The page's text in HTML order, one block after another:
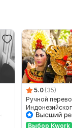
5.0 (35)
Ручной
Русский и
Выбор Kwork